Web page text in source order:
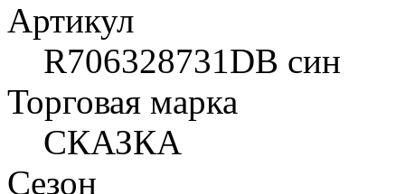
Артикул
R706328731DB син
Торговая марка
СКАЗКА
Сезон